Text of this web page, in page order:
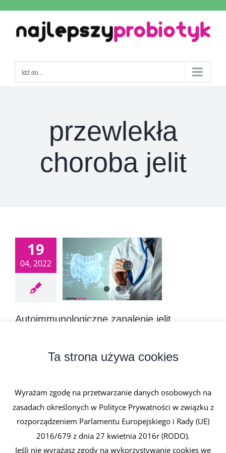
content
Idź do...
przewlekła
choroba jelit
19
04, 2022
Autoimmunologiczne zapalenie jelit
Autoimmunologiczne zapalenie jelit to nie jedna
Czytaj dalej
Ta strona używa cookies
Wyrażam zgodę na przetwarzanie danych osobowych na
zasadach określonych w Polityce Prywatności w związku z
rozporządzeniem Parlamentu Europejskiego i Rady (UE)
2016/679 z dnia 27 kwietnia 2016r (RODO).
Jeśli nie wyrażasz zgody na wykorzystywanie cookies we